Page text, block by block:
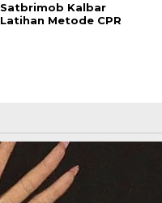
Satbrimob Kalbar
Latihan Metode CPR